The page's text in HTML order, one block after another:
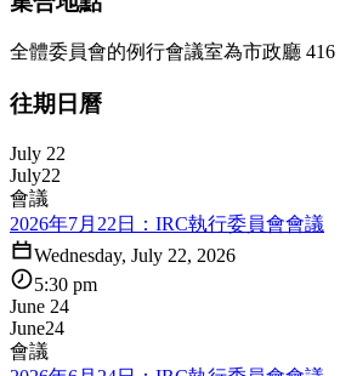
全體委員會的例行會議室為市政廳 416
往期日曆
July 22
July22
會議
2026年7月22日：IRC執行委員會會議
Wednesday, July 22, 2026
5:30 pm
June 24
June24
會議